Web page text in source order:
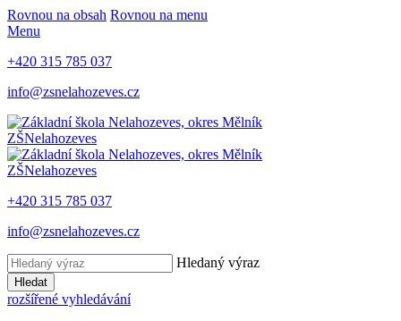
Rovnou na obsah Rovnou na menu
Menu
+420 315 785 037
info@zsnelahozeves.cz
ZŠNelahozeves
ZŠNelahozeves
+420 315 785 037
info@zsnelahozeves.cz
Hledaný výraz
Hledat
rozšířené vyhledávání